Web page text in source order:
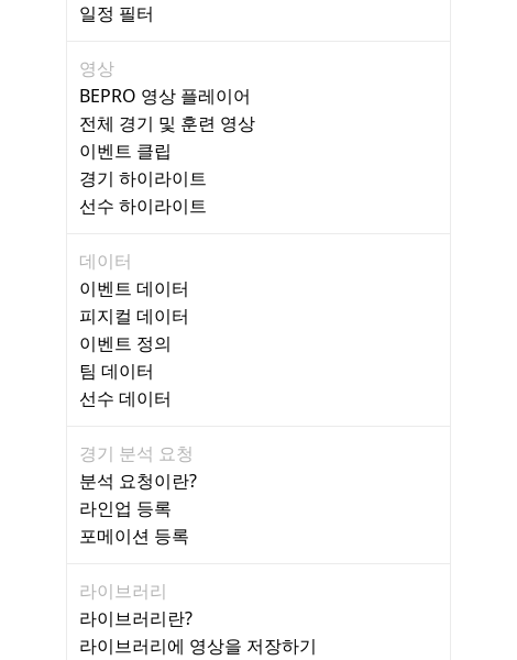
일정 필터
영상
BEPRO 영상 플레이어
전체 경기 및 훈련 영상
이벤트 클립
경기 하이라이트
선수 하이라이트
데이터
이벤트 데이터
피지컬 데이터
이벤트 정의
팀 데이터
선수 데이터
경기 분석 요청
분석 요청이란?
라인업 등록
포메이션 등록
라이브러리
라이브러리란?
라이브러리에 영상을 저장하기